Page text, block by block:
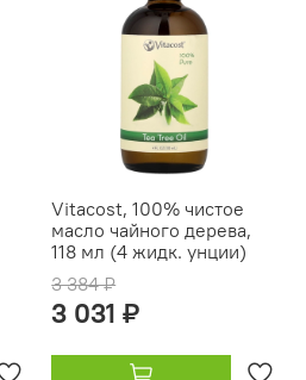
Vitacost, 100% чистое
масло чайного дерева,
118 мл (4 жидк. унции)
3 384 ₽
3 031 ₽